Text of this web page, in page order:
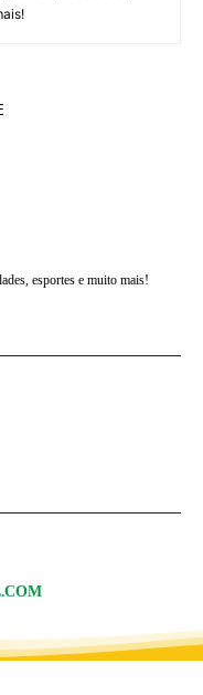
esportes e muito mais!